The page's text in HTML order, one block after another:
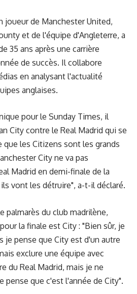
joueur de Manchester United,
et de l'équipe d'Angleterre, a
35 ans après une carrière
de succès. Il collabore
en analysant l'actualité
anglaises.
pour le Sunday Times, il
City contre le Real Madrid qui se
que les Citizens sont les grands
City ne va pas
Madrid en demi-finale de la
vont les détruire", a-t-il déclaré.
palmarès du club madrilène,
la finale est City : "Bien sûr, je
je pense que City est d'un autre
exclure une équipe avec
du Real Madrid, mais je ne
pense que c'est l'année de City".